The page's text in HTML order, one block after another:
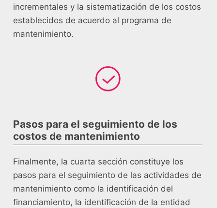
incrementales y la sistematización de los costos
establecidos de acuerdo al programa de
mantenimiento.
Pasos para el seguimiento de los
costos de mantenimiento
Finalmente, la cuarta sección constituye los
pasos para el seguimiento de las actividades de
mantenimiento como la identificación del
financiamiento, la identificación de la entidad